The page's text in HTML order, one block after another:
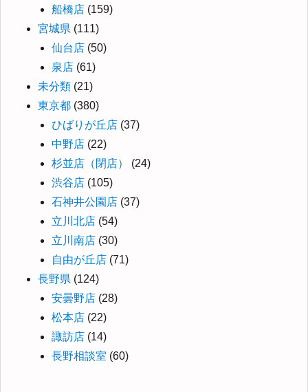
船橋店 (159)
宮城県 (111)
仙台店 (50)
泉店 (61)
未分類 (21)
東京都 (380)
ひばりが丘店 (37)
中野店 (22)
杉並店（閉店）
(24)
渋谷店 (105)
石神井公園店 (37)
立川北店 (54)
立川南店 (30)
自由が丘店 (71)
長野県 (124)
安曇野店 (28)
松本店 (22)
諏訪店 (14)
長野相談室 (60)